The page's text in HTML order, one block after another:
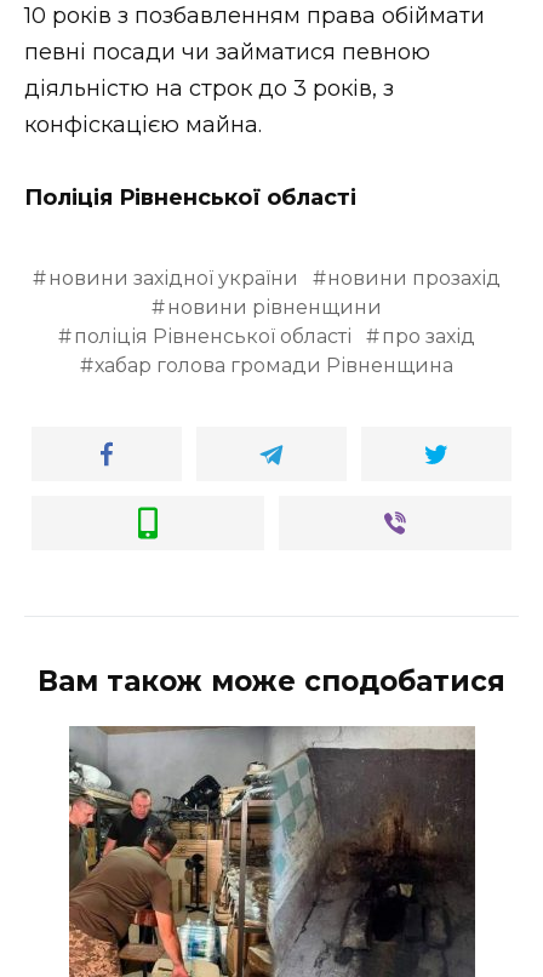
10 років з позбавленням права обіймати
певні посади чи займатися певною
діяльністю на строк до 3 років, з
конфіскацією майна.
Поліція Рівненської області
новини західної україни
новини прозахід
новини рівненщини
поліція Рівненської області
про захід
хабар голова громади Рівненщина
Вам також може сподобатися